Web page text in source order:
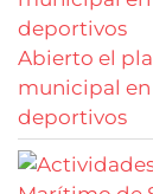
Abierto el
municipal
deportivos